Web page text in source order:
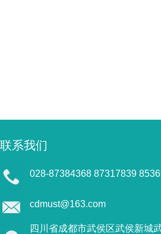
联系我们
028-87384368 87317839
cdmust@163.com
四川省成都市武侯区武侯新城